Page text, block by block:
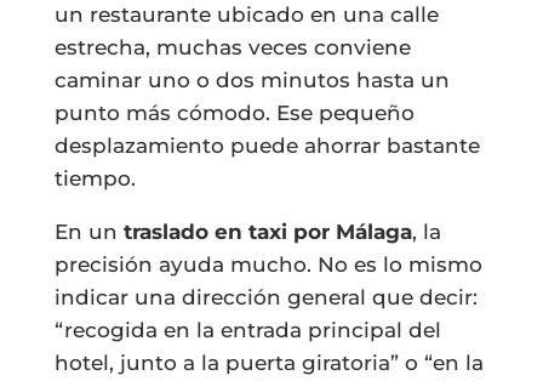
un restaurante ubicado en una calle
estrecha, muchas veces conviene
caminar uno o dos minutos hasta un
punto más cómodo. Ese pequeño
desplazamiento puede ahorrar bastante
tiempo.
En un traslado en taxi por Málaga, la
precisión ayuda mucho. No es lo mismo
indicar una dirección general que decir:
“recogida en la entrada principal del
hotel, junto a la puerta giratoria” o “en la